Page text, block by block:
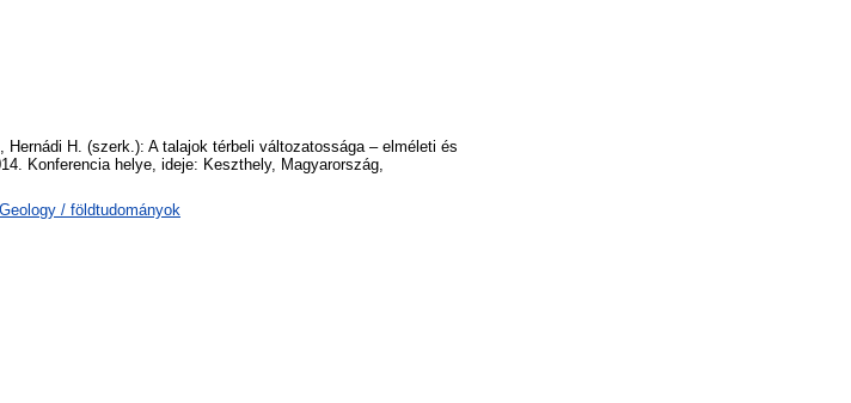
Hernádi H. (szerk.): A talajok térbeli változatossága – elméleti és
Konferencia helye, ideje: Keszthely, Magyarország,
/ földtudományok